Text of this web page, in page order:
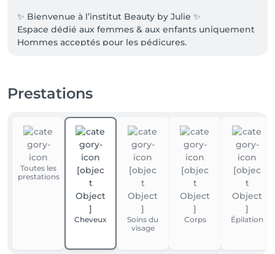
✨ Bienvenue à l’institut Beauty by Julie ✨
Espace dédié aux femmes & aux enfants uniquement
Hommes acceptés pour les pédicures.
Un parking gratuit se trouve à votre disposition
devant l’institut afin de stationner votre véhicule en
toute tranquillité durant votre rendez-vous
❌ RETARD & ANNULATION:
Prévenir au minimum 24h en avance en cas
💳 PAIEMENT:
Nous ne possédons pas d'appareil Bancontact - Vous
pouvez payer en espèces, par Payconiq ou QR Code
Prestations
Toutes les
prestations
Cheveux
Soins du
visage
Corps Épilation